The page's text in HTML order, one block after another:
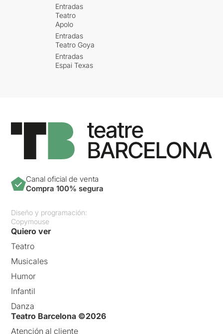
Entradas
Teatro
Apolo
Entradas
Teatro Goya
Entradas
Espai Texas
Canal oficial de venta
Compra 100% segura
Diseño y programación:
Copymouse
Quiero ver
Teatro
Musicales
Humor
Infantil
Danza
Teatro Barcelona ©2026
Atención al cliente